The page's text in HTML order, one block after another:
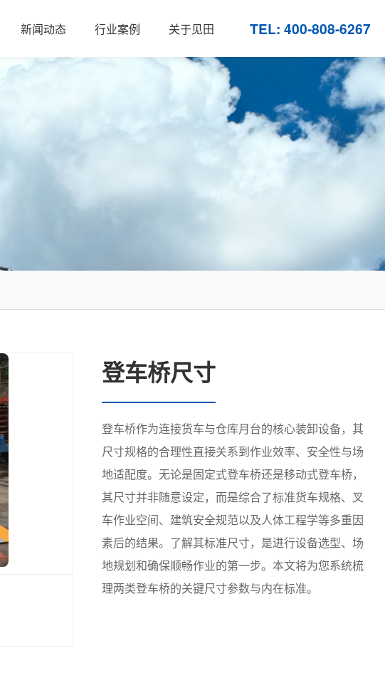
新闻动态 行业案例 关于见田 TEL: 400-808-6267
登车桥尺寸
登车桥作为连接货车与仓库月台的核心装卸设备，其
尺寸规格的合理性直接关系到作业效率、安全性与场
地适配度。无论是固定式登车桥还是移动式登车桥，
其尺寸并非随意设定，而是综合了标准货车规格、叉
车作业空间、建筑安全规范以及人体工程学等多重因
素后的结果。了解其标准尺寸，是进行设备选型、场
地规划和确保顺畅作业的第一步。本文将为您系统梳
理两类登车桥的关键尺寸参数与内在标准。